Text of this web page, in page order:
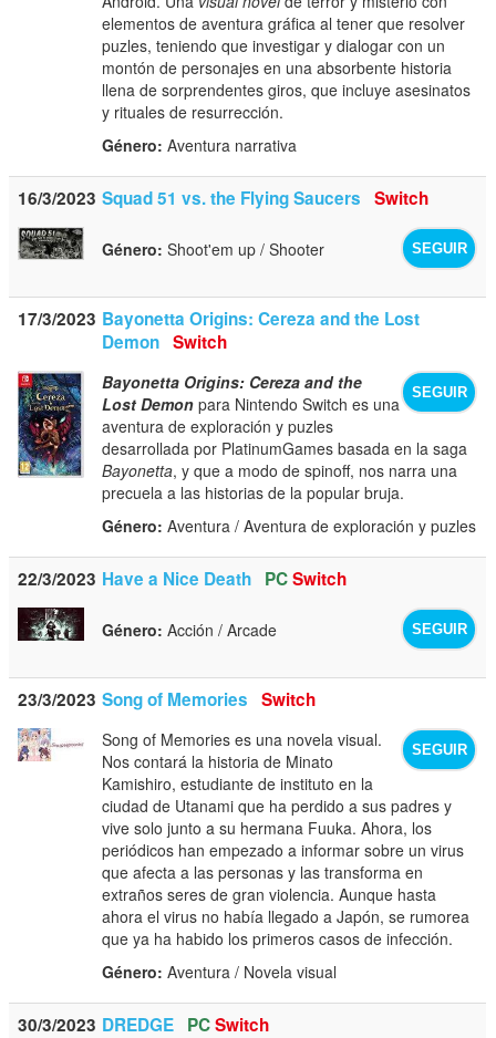
elementos de aventura gráfica al tener que resolver
puzles, teniendo que investigar y dialogar con un
montón de personajes en una absorbente historia
llena de sorprendentes giros, que incluye asesinatos
y rituales de resurrección.
Género: Aventura narrativa
16/3/2023 Squad 51 vs. the Flying Saucers Switch
SEGUIR
Género: Shoot'em up / Shooter
17/3/2023 Bayonetta Origins: Cereza and the Lost
Demon Switch
SEGUIR
Bayonetta Origins: Cereza and the
Lost Demon para Nintendo Switch es una
aventura de exploración y puzles
desarrollada por PlatinumGames basada en la saga
Bayonetta, y que a modo de spinoff, nos narra una
precuela a las historias de la popular bruja.
Género: Aventura / Aventura de exploración y puzles
22/3/2023 Have a Nice Death PCSwitch
SEGUIR
Género: Acción / Arcade
23/3/2023 Song of Memories Switch
SEGUIR
Song of Memories es una novela visual.
Nos contará la historia de Minato
Kamishiro, estudiante de instituto en la
ciudad de Utanami que ha perdido a sus padres y
vive solo junto a su hermana Fuuka. Ahora, los
periódicos han empezado a informar sobre un virus
que afecta a las personas y las transforma en
extraños seres de gran violencia. Aunque hasta
ahora el virus no había llegado a Japón, se rumorea
que ya ha habido los primeros casos de infección.
Género: Aventura / Novela visual
30/3/2023 DREDGE PCSwitch